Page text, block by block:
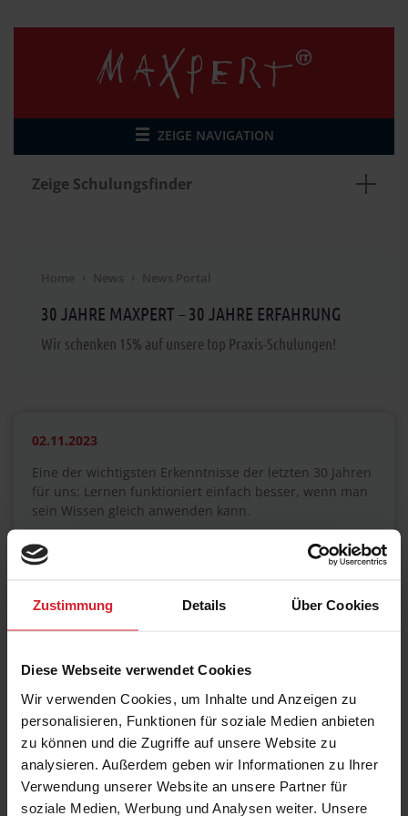
Zustimmung Details Über Cookies
Diese Webseite verwendet Cookies
Wir verwenden Cookies, um Inhalte und Anzeigen zu
personalisieren, Funktionen für soziale Medien anbieten
zu können und die Zugriffe auf unsere Website zu
analysieren. Außerdem geben wir Informationen zu Ihrer
Verwendung unserer Website an unsere Partner für
soziale Medien, Werbung und Analysen weiter. Unsere
ZEIGE NAVIGATION
Zeige Schulungsfinder
30 JAHRE MAXPERT – 30 JAHRE ERFAHRUNG
Wir schenken 15% auf unsere top Praxis-Schulungen!
02.11.2023
Eine der wichtigsten Erkenntnisse der letzten 30 Jahren
für uns: Lernen funktioniert einfach besser, wenn man
sein Wissen gleich anwenden kann.
Zur Feier des Tages Jahres schenken wir Ihnen deshalb
nochmal 15% Rabatt auf unsere besten Praxis-
schnell sein lohnt sich also. Werden auch Sie mit
Maxpert zu einem der Top-Wissens-Anwender!
"Unsere Besten" mit Termingarantie zum
SCRUM (PSM I & PSPO)
LEADING SAFe® 6.0 (SA)
PRINCE2® FOUNDATION